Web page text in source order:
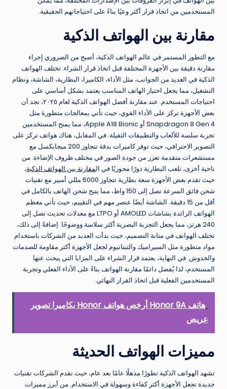
المستخدمين من اتخاذ قرار أكثر وعيًا بناءً على احتياجاتهم الحقيقية.
مقارنة بين الهواتف الذكية
مع التطور المستمر في عالم الهواتف الذكية، أصبح من الضروري إجراء
مقارنة دقيقة بين الأجهزة المختلفة قبل اتخاذ قرار الشراء. تختلف الهواتف
الذكية في العديد من الجوانب، مثل الأداء، الكاميرا، البطارية، الشاشة، ونظام
التشغيل، مما يجعل اختيار الهاتف المناسب يعتمد بشكل أساسي على
احتياجات المستخدم. عند مقارنة أفضل الهواتف الذكية لعام ٢٠٢٥، نجد أن
بعض الأجهزة تركز على الأداء القوي، حيث تأتي بمعالجات متطورة مثل
Snapdragon 8 Gen 4 أو Apple A18 Bionic، مما يمنح المستخدمين
تجربة سلسة للألعاب والتطبيقات الثقيلة. في المقابل، هناك هواتف تركز على
التصوير الاحترافي، حيث توفر كاميرات بدقة تتجاوز 200 ميجابكسل مع
مستشعرات متقدمة تعزز من جودة الصور في مختلف ظروف الإضاءة. من
ناحية أخرى، تلعب البطارية دورًا محوريًا في المقارنة بين الهواتف الذكية،
حيث تقدم بعض الأجهزة سعة بطارية تتجاوز 6000 مللي أمبير مع تقنيات
شحن فائق السرعة تصل إلى 150 واط، مما يتيح شحن الهاتف بالكامل في
أقل من 15 دقيقة. الشاشة أيضًا عنصر مهم في التقييم، حيث تأتي معظم
الهواتف الرائدة بشاشات AMOLED أو LTPO مع معدلات تحديث تصل إلى
240 هرتز، مما يجعل التجربة البصرية أكثر سلاسة ووضوحًا. إضافةً إلى ذلك،
تختلف الهواتف في متانة التصميم، حيث بدأت العديد من الشركات باستخدام
مواد متطورة مثل السيراميك والتيتانيوم لجعل الأجهزة أكثر مقاومة للصدمات
والخدوش. في النهاية، يعتمد قرار الشراء على المزايا التي يبحث عنها
المستخدم، لذا يُفضل دائمًا مقارنة الهواتف بناءً على الأداء الفعلي وتجربة
المستخدمين الفعلية قبل اتخاذ القرار النهائي.
هاتف Honor 9A أرخص هواتف Honor بكاميرا تصوير
عريض
مميزات الهواتف الحديثة
تشهد الهواتف الذكية تطورًا مذهلًا عامًا بعد عام، حيث تقدم الشركات تقنيات
جديدة تجعل الأجهزة أكثر كفاءة وسهولة في الاستخدام. من أبرز مميزات